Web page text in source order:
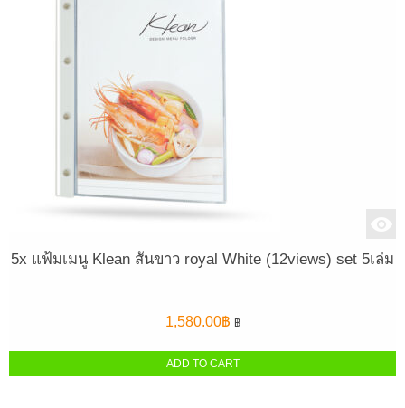
5x แฟ้มเมนู Klean สันขาว royal White (12views) set 5เล่ม
1,580.00฿ ฿
ADD TO CART